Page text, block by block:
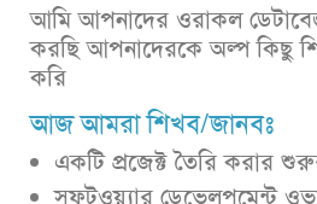
আমি আপনাদের ওরাকল
করছি আপনাদেরকে অল্প কিছু
করি
আজ আমরা শিখব/জানবঃ
একটি প্রজেক্ট তৈরি করার
সফটওয়্যার ডেভেলপমেন্ট